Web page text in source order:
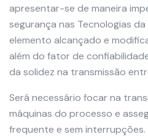
apresentar-se de maneira
segurança nas Tecnologias
elemento alcançado e
além do fator de
da solidez na transmissão
Será necessário focar na
máquinas do processo e
frequente e sem